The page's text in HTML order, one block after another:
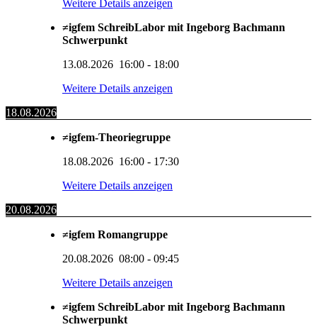
Weitere Details anzeigen
≠igfem SchreibLabor mit Ingeborg Bachmann
Schwerpunkt
13.08.2026 16:00 - 18:00
Weitere Details anzeigen
18.08.2026
≠igfem-Theoriegruppe
18.08.2026 16:00 - 17:30
Weitere Details anzeigen
20.08.2026
≠igfem Romangruppe
20.08.2026 08:00 - 09:45
Weitere Details anzeigen
≠igfem SchreibLabor mit Ingeborg Bachmann
Schwerpunkt